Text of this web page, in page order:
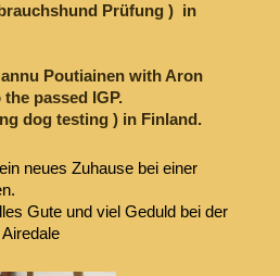
Prüfung ) in
Poutiainen with Aron
passed IGP.
dog testing ) in Finland.
neues Zuhause bei einer
Gute und viel Geduld bei der